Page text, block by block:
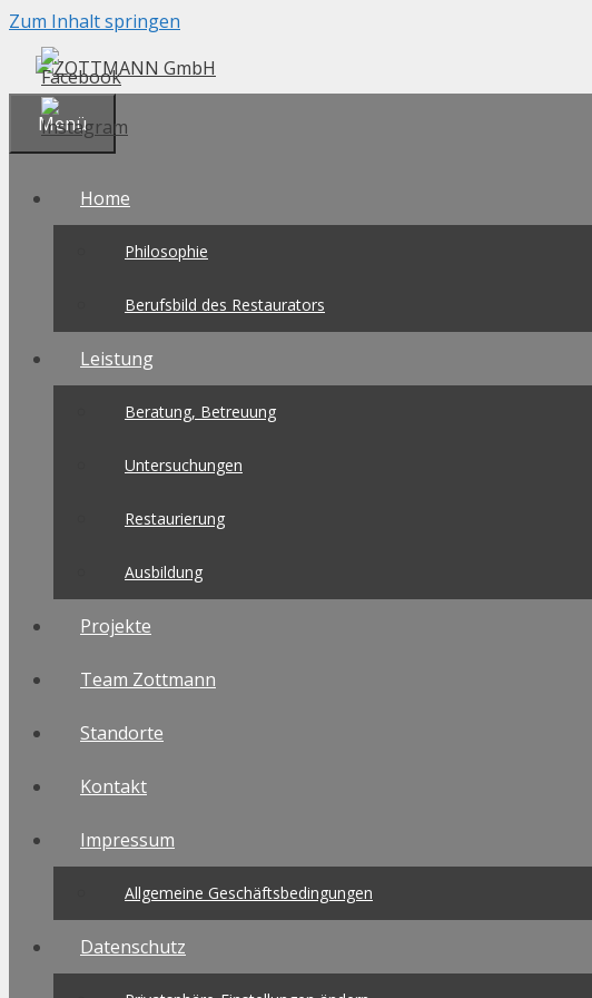
Zum Inhalt springen
Menü
Home
Philosophie
Berufsbild des Restaurators
Leistung
Beratung, Betreuung
Untersuchungen
Restaurierung
Ausbildung
Projekte
Team Zottmann
Standorte
Kontakt
Impressum
Allgemeine Geschäftsbedingungen
Datenschutz